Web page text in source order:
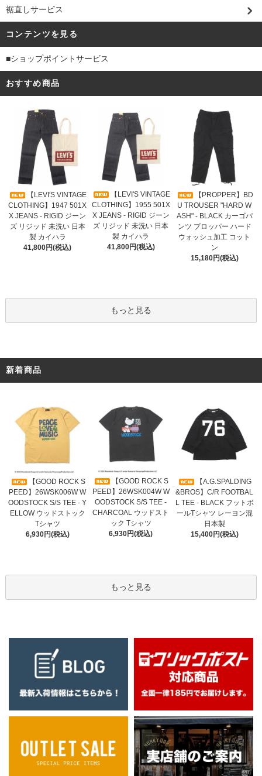
裾直しサービス
コンテンツを見る
■ショップポイントサービス
おすすめ商品
【LEVI'S VINTAGE
CLOTHING】1947 501X
X JEANS - RIGID ジーン
ズ リジッド 未洗い 日本
製 カイハラ
41,800円(税込)
【LEVI'S VINTAGE
CLOTHING】1955 501X
X JEANS - RIGID ジーン
ズ リジッド 未洗い 日本
製 カイハラ
41,800円(税込)
【PROPPER】BD
U TROUSER "HARD W
ASH" - BLACK カーゴパ
ンツ プロッパー ハード
ウォッシュ加工 コット
ン
15,180円(税込)
もっと見る
新着商品
【GOOD ROCK S
PEED】26WSK006W W
OODSTOCK S/S TEE - Y
ELLOW ウッドストック
Tシャツ
6,930円(税込)
【GOOD ROCK S
PEED】26WSK004W W
OODSTOCK S/S TEE -
CHARCOAL ウッドスト
ック Tシャツ
6,930円(税込)
【A.G.SPALDING
&BROS】C/R FOOTBAL
L TEE - BLACK フットボ
ールTシャツ レーヨン混
日本製
15,400円(税込)
もっと見る